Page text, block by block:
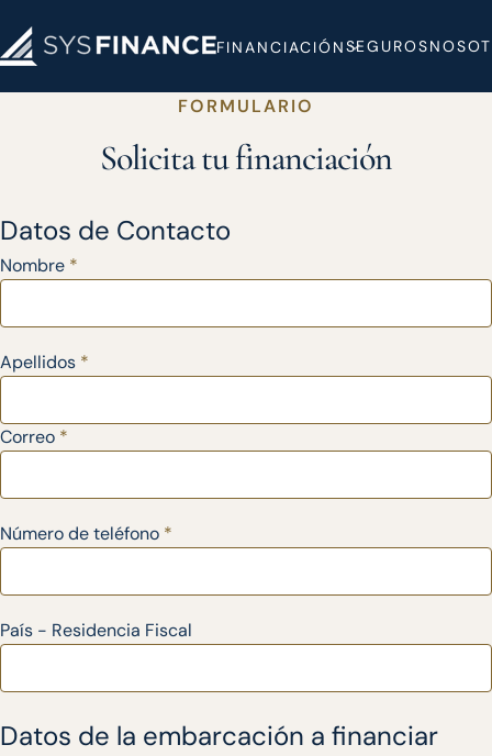
FINANCIACIÓNSEGUROS
FORMULARIO
Solicita tu financiación
Datos de Contacto
Nombre *
Apellidos *
Correo *
Número de teléfono *
País - Residencia Fiscal
Datos de la embarcación a financiar